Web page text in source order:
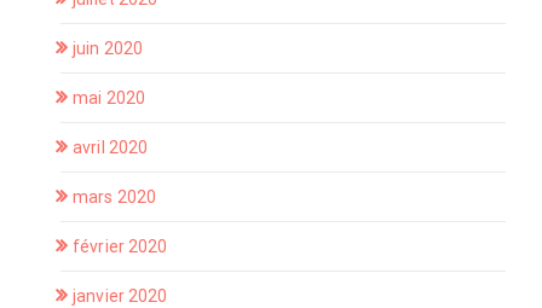
juin 2020
mai 2020
avril 2020
mars 2020
février 2020
janvier 2020